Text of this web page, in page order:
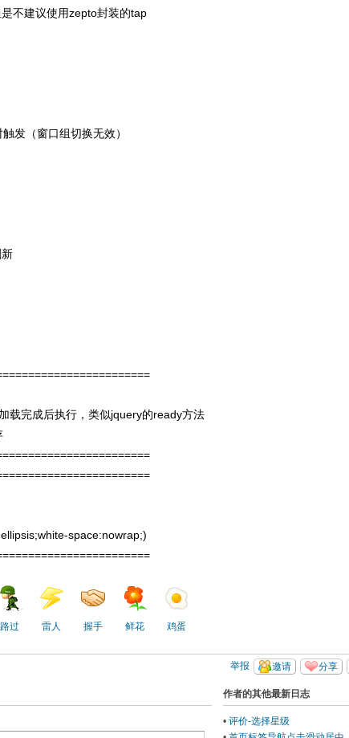
是不建议使用zepto封装的tap
发（窗口组切换无效）
载完成后执行，类似jquery的ready方法
space:nowrap;)
路过 雷人 握手 鲜花 鸡蛋
分享
邀请
举报
作者的其他最新日志
•评价-选择星级